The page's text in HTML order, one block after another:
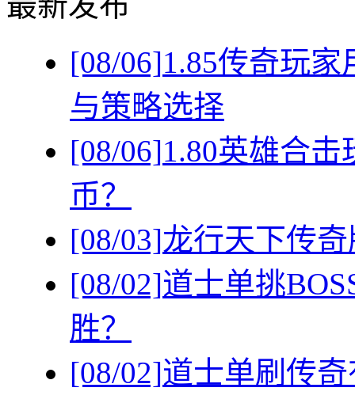
[08/06]1.85传奇玩
与策略选择
[08/06]1.80英雄合
币？
[08/03]龙行天下传
[08/02]道士单挑
胜？
[08/02]道士单刷传